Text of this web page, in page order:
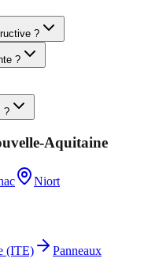
?
?
?
Aquitaine
Niort
(ITE)
Panneaux